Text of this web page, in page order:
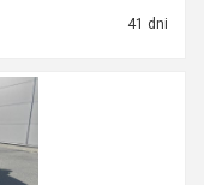
41 dni